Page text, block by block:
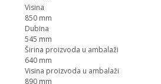
Visina
850 mm
Dubina
545 mm
Širina proizvoda u ambalaži
640 mm
Visina proizvoda u ambalaži
890 mm